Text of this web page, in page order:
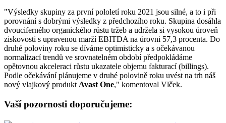
"Výsledky skupiny za první pololetí roku 2021 jsou silné, a to i při
porovnání s dobrými výsledky z předchozího roku. Skupina dosáhla
dvouciferného organického růstu tržeb a udržela si vysokou úroveň
ziskovosti s upravenou marží EBITDA na úrovni 57,3 procenta. Do
druhé poloviny roku se díváme optimisticky a s očekávanou
normalizací trendů ve srovnatelném období předpokládáme
opětovnou akceleraci růstu ukazatele objemu fakturací (billings).
Podle očekávání plánujeme v druhé polovině roku uvést na trh náš
nový vlajkový produktAvast One," komentoval Vlček.
Vaší pozornosti doporučujeme: